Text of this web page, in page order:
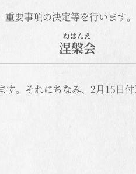
要事項の決定等を行います。
涅槃会
。それにちなみ、2月15日